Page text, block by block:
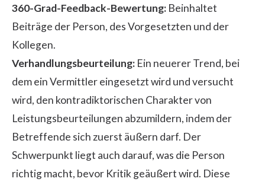
360-Grad-Feedback-Bewertung: Beinhaltet
Beiträge der Person, des Vorgesetzten und der
Kollegen.
Verhandlungsbeurteilung: Ein neuerer Trend, bei
dem ein Vermittler eingesetzt wird und versucht
wird, den kontradiktorischen Charakter von
Leistungsbeurteilungen abzumildern, indem der
Betreffende sich zuerst äußern darf. Der
Schwerpunkt liegt auch darauf, was die Person
richtig macht, bevor Kritik geäußert wird. Diese